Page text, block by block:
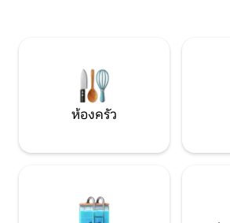
จอดรถด้านหลังส่วนตัว 2 คัน ที่พักพักผ่อน
ส่วนตัวที่สงบและมีสไตล์ ตั้งอยู่ในทำเลที่
เหมาะสำหรับการเข้าร่วมกิจกรรมในเมือง
และแวะร้านกาแฟท้องถิ่น พักผ่อนอย่างมี
ห้องครัว